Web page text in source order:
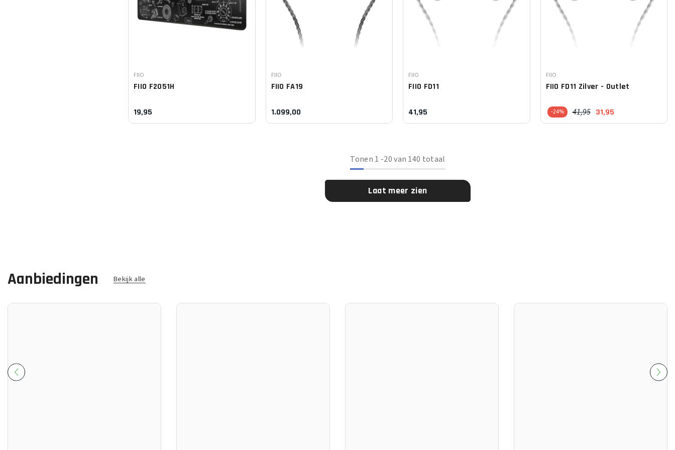
Leverancier:
FIIO
FIIO F2051H
19,95
Leverancier:
FIIO
FIIO FA19
1.099,00
Leverancier:
FIIO
FIIO FD11
41,95
Leverancier:
FIIO
FIIO FD11 Zilver - Outlet
-24% 41,95 31,95
Tonen 1 -20van 140 totaal
Laat meer zien
Aanbiedingen Bekijk alle